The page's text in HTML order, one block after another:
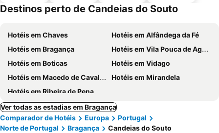
mento
Destinos perto de Candeias do Souto
Hotéis em Chaves
Hotéis em Alfândega da Fé
Hotéis em Bragança
Hotéis em Vila Pouca de Aguiar
Hotéis em Boticas
Hotéis em Vidago
Hotéis em Macedo de Cavaleiros
Hotéis em Mirandela
Hotéis em Ribeira de Pena
Ver todas as estadias em Bragança
Comparador de Hotéis
Europa
Portugal
Norte de Portugal
Bragança Candeias do Souto